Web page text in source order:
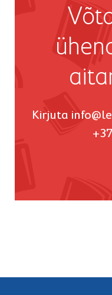
Kirjuta